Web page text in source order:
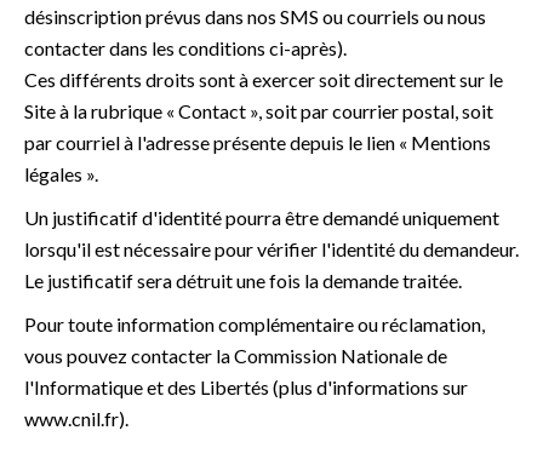
désinscription prévus dans nos SMS ou courriels ou nous
contacter dans les conditions ci-après).
Ces différents droits sont à exercer soit directement sur le
Site à la rubrique « Contact », soit par courrier postal, soit
par courriel à l'adresse présente depuis le lien « Mentions
légales ».
Un justificatif d'identité pourra être demandé uniquement
lorsqu'il est nécessaire pour vérifier l'identité du demandeur.
Le justificatif sera détruit une fois la demande traitée.
Pour toute information complémentaire ou réclamation,
vous pouvez contacter la Commission Nationale de
l'Informatique et des Libertés (plus d'informations sur
www.cnil.fr).